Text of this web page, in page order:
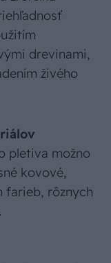
drevinami,
živého
pletiva možno
kovové,
farieb, rôznych